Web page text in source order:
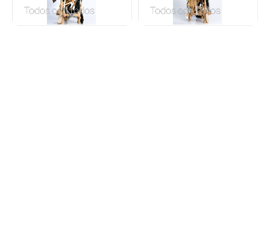
Todos con todos Todos con todos